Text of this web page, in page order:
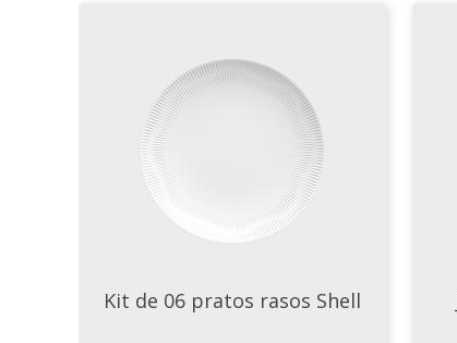
Kit de 06 pratos rasos Shell